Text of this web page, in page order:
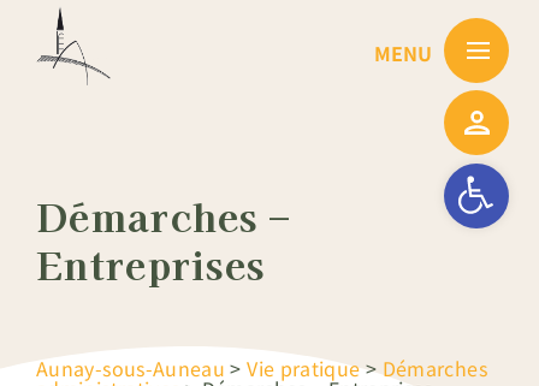
Ouvrir la
Démarches –
Entreprises
Aunay-sous-Auneau >Vie pratique>Démarches